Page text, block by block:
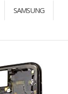
SAMSUNG